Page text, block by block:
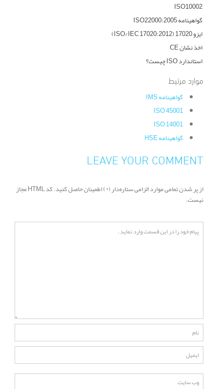
ISO10002
گواهینامه ISO22000:2005
ایزو 17020 (ISO/IEC 17020:2012)
اخذ نشان CE
استاندارد ISO چیست؟
موارد مرتبط
گواهینامه IMS
ISO 45001
ISO 14001
گواهینامه HSE
LEAVE YOUR COMMENT
از پر شدن تمامی موارد الزامی ستاره‌دار (*) اطمینان حاصل کنید. کد HTML مجاز
نیست.